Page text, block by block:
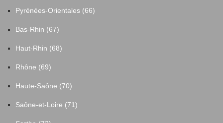
Pyrénées-Orientales (66)
Bas-Rhin (67)
Haut-Rhin (68)
Rhône (69)
Haute-Saône (70)
Saône-et-Loire (71)